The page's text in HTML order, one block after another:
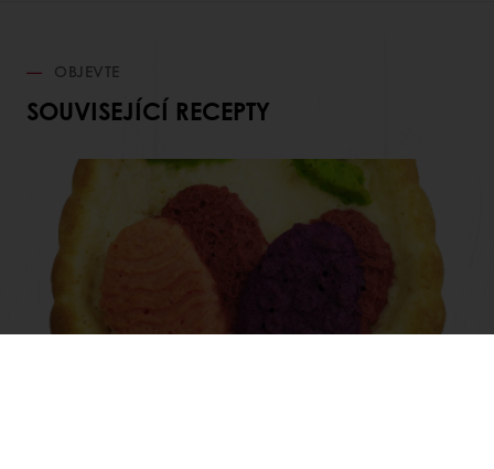
OBJEVTE
SOUVISEJÍCÍ RECEPTY